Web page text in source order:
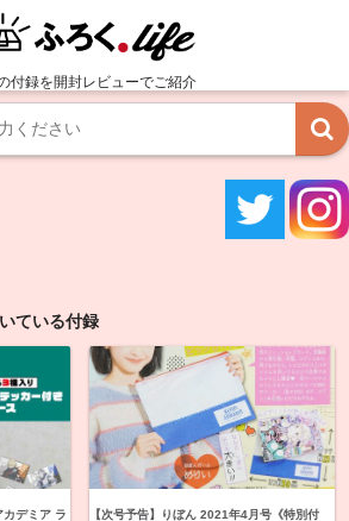
付録を開封レビューでご紹介
ている付録
カデミア ラ
【次号予告】りぼん 2021年4月号《特別付